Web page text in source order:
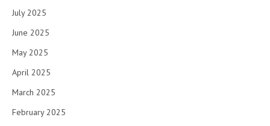
July 2025
June 2025
May 2025
April 2025
March 2025
February 2025